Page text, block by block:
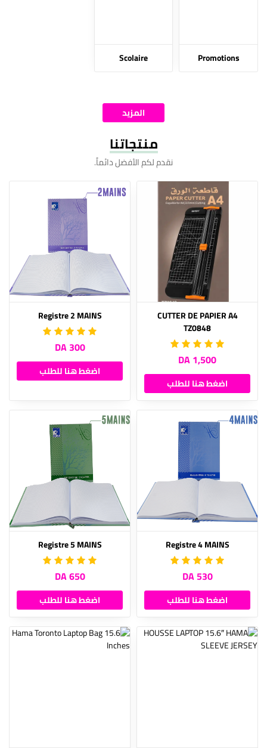
Promotions
Scolaire
المزيد
منتجاتنا
نقدم لكم الأفضل دائماً.
CUTTER DE PAPIER A4
TZ0848
1,500 DA
اضغط هنا للطلب
Registre 2 MAINS
300 DA
اضغط هنا للطلب
Registre 4 MAINS
530 DA
اضغط هنا للطلب
Registre 5 MAINS
650 DA
اضغط هنا للطلب